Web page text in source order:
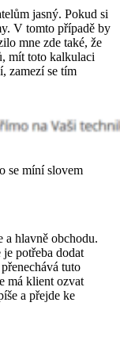
jasný. Pokud si
V tomto případě by
mne zde také, že
mít toto kalkulaci
zamezí se tím
se míní slovem
a hlavně obchodu.
potřeba dodat
tuto
má klient ozvat
a přejde ke